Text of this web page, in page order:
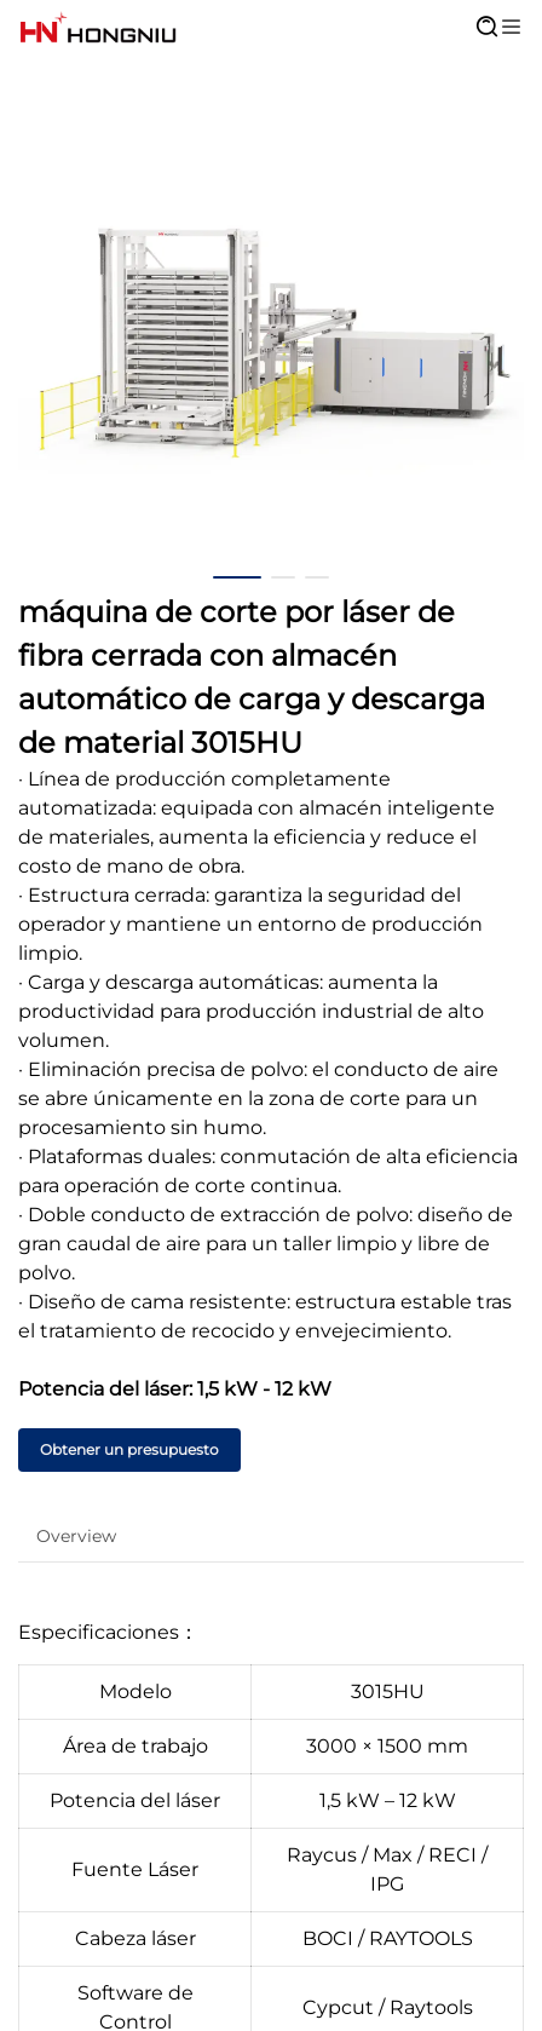
máquina de corte por láser de
fibra cerrada con almacén
automático de carga y descarga
de material 3015HU
· Línea de producción completamente
automatizada: equipada con almacén inteligente
de materiales, aumenta la eficiencia y reduce el
costo de mano de obra.
· Estructura cerrada: garantiza la seguridad del
operador y mantiene un entorno de producción
limpio.
· Carga y descarga automáticas: aumenta la
productividad para producción industrial de alto
volumen.
· Eliminación precisa de polvo: el conducto de aire
se abre únicamente en la zona de corte para un
procesamiento sin humo.
· Plataformas duales: conmutación de alta eficiencia
para operación de corte continua.
· Doble conducto de extracción de polvo: diseño de
gran caudal de aire para un taller limpio y libre de
polvo.
· Diseño de cama resistente: estructura estable tras
el tratamiento de recocido y envejecimiento.
Potencia del láser: 1,5 kW - 12 kW
Obtener un presupuesto
Overview
Especificaciones：
Modelo 3015HU
Área de trabajo 3000 × 1500 mm
Potencia del láser 1,5 kW – 12 kW
Fuente Láser
Raycus / Max / RECI /
IPG
Cabeza láser BOCI / RAYTOOLS
Software de
Control
Cypcut / Raytools